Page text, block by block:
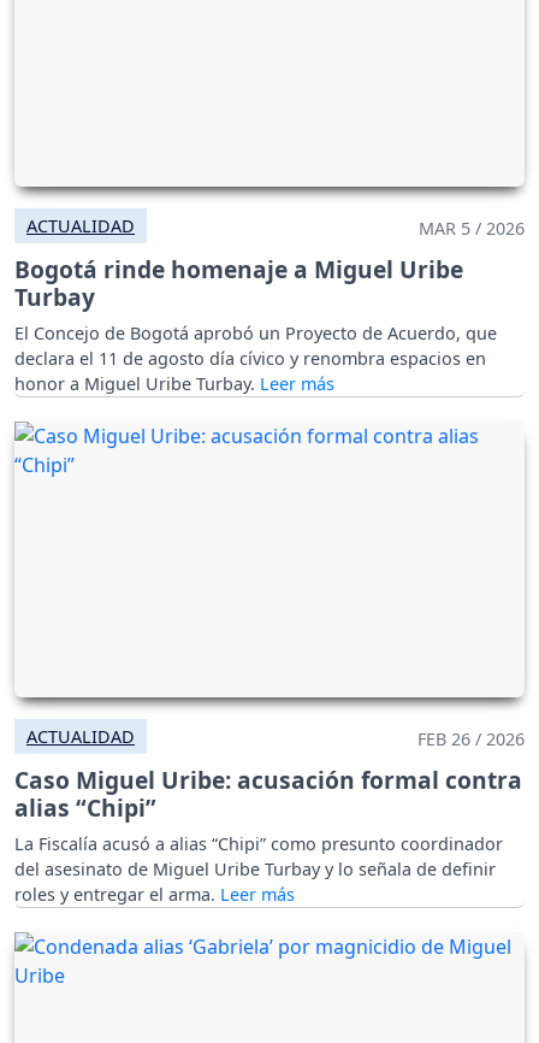
ACTUALIDAD MAR 5 / 2026
Bogotá rinde homenaje a Miguel Uribe
Turbay
El Concejo de Bogotá aprobó un Proyecto de Acuerdo, que
declara el 11 de agosto día cívico y renombra espacios en
honor a Miguel Uribe Turbay.
ACTUALIDAD FEB 26 / 2026
Caso Miguel Uribe: acusación formal contra
alias “Chipi”
La Fiscalía acusó a alias “Chipi” como presunto coordinador
del asesinato de Miguel Uribe Turbay y lo señala de definir
roles y entregar el arma.